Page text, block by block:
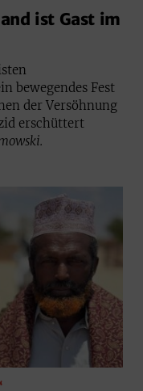
ist Gast im
bewegendes Fest
der Versöhnung
erschüttert